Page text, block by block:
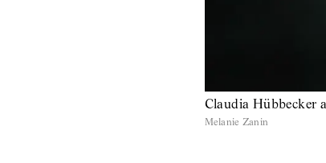
Claudia Hübbecker
Melanie Zanin